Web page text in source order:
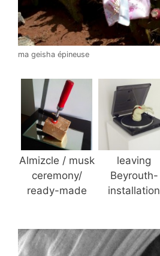
ma geisha épineuse
Almizcle / musk
ceremony/
ready-made
leaving
Beyrouth-
installation